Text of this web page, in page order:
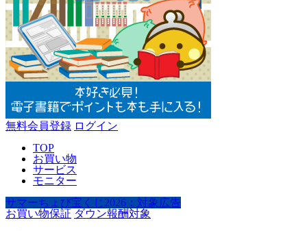
無料会員登録 ログイン
TOP
お買い物
サービス
モニター
サマーちょび宝くじ2026：対象広告
お買い物保証 ダウン報酬対象